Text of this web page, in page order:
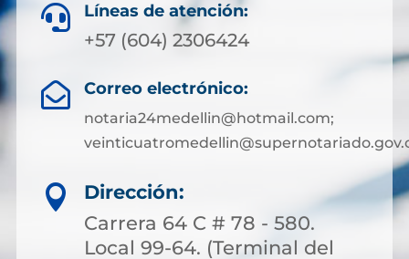
 Líneas de atención:
+57 (604) 2306424
 Correo electrónico:
notaria24medellin@hotmail.com;

Dirección:
Carrera 64 C # 78 - 580.
Local 99-64. (Terminal del